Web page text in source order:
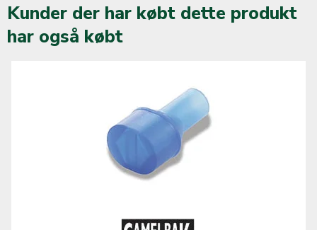
Kunder der har købt dette produkt
har også købt